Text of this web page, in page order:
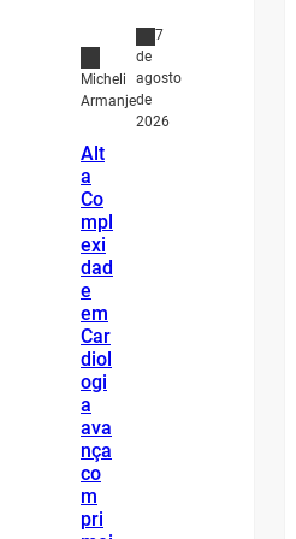
Micheli
Armanje
7
de
agosto
de
2026
Alt
a
Co
mpl
exi
dad
e
em
Car
diol
ogi
a
ava
nça
co
m
pri